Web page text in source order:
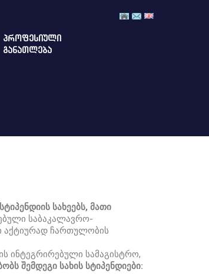
ᲞᲠᲝᲤᲔᲡᲘᲣᲚᲘ
ᲒᲐᲜᲐᲗᲚᲔᲑᲐ
სახეებს, მათი
საბაკალავრო-
აქტიურად ჩართულობის
ინტეგრირებული სამაგისტრო,
შემდეგი სახის სტიპენდიები: